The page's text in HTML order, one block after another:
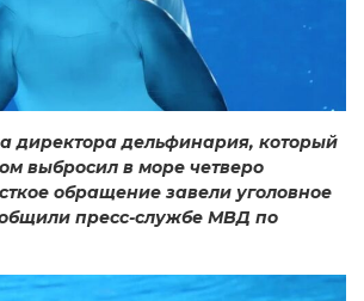
директора дельфинария, который
выбросил в море четверо
обращение завели уголовное
пресс-службе МВД по